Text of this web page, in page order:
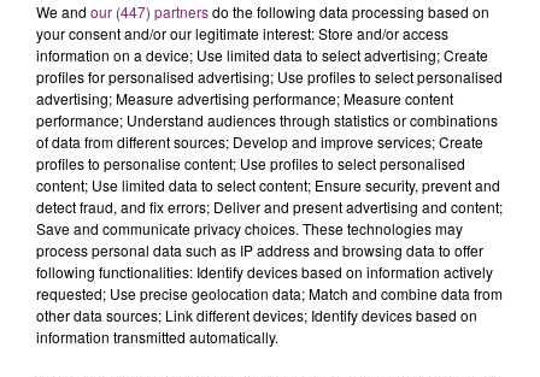
We and our (447) partnersdo the following data processing based on
your consent and/or our legitimate interest: Store and/or access
information on a device; Use limited data to select advertising; Create
profiles for personalised advertising; Use profiles to select personalised
advertising; Measure advertising performance; Measure content
performance; Understand audiences through statistics or combinations
of data from different sources; Develop and improve services; Create
profiles to personalise content; Use profiles to select personalised
content; Use limited data to select content; Ensure security, prevent and
detect fraud, and fix errors; Deliver and present advertising and content;
Save and communicate privacy choices. These technologies may
process personal data such as IP address and browsing data to offer
following functionalities: Identify devices based on information actively
requested; Use precise geolocation data; Match and combine data from
other data sources; Link different devices; Identify devices based on
information transmitted automatically.